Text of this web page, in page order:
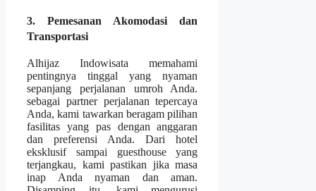
3. Pemesanan Akomodasi dan
Transportasi
Alhijaz Indowisata memahami
pentingnya tinggal yang nyaman
sepanjang perjalanan umroh Anda.
sebagai partner perjalanan tepercaya
Anda, kami tawarkan beragam pilihan
fasilitas yang pas dengan anggaran
dan preferensi Anda. Dari hotel
eksklusif sampai guesthouse yang
terjangkau, kami pastikan jika masa
inap Anda nyaman dan aman.